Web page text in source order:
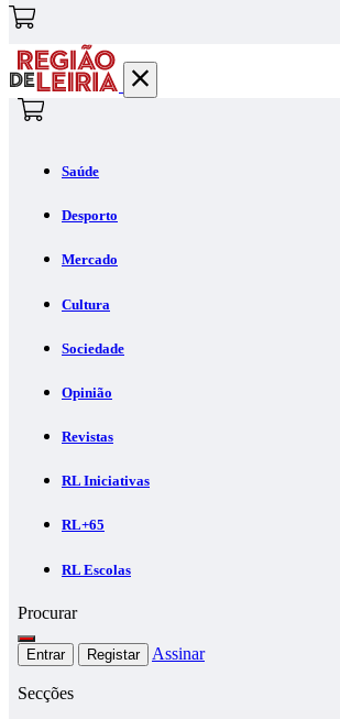
Saúde
Desporto
Mercado
Cultura
Sociedade
Opinião
Revistas
RL Iniciativas
RL+65
RL Escolas
Procurar
Entrar Registar Assinar
Secções